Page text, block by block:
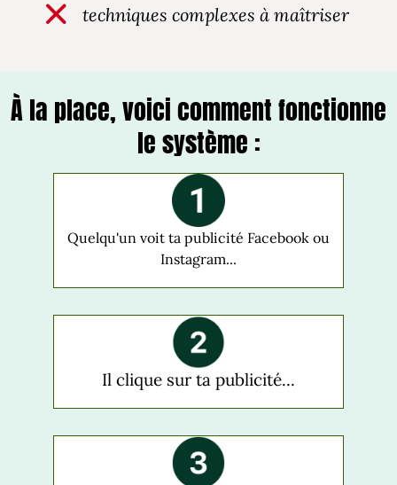
techniques complexes à maîtriser
À la place, voici comment fonctionne
le système :
Quelqu'un voit ta publicité Facebook ou
Instagram...
Il clique sur ta publicité...